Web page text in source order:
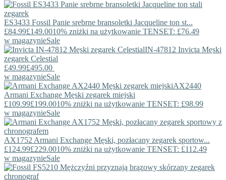
ES3433 Fossil Panie srebrne bransoletki Jacqueline ton st...
£84.99£149.0010% zniżki na użytkowanie TENSET: £76.49
w magazynieSale
IN-47812 Invicta Męski
zegarek Celestial
£49.99£495.00
w magazynieSale
AX2440
Armani Exchange Męski zegarek miejski
£109.99£199.0010% zniżki na użytkowanie TENSET: £98.99
w magazynieSale
AX1752 Armani Exchange Męski, pozłacany zegarek sportow...
£124.99£229.0010% zniżki na użytkowanie TENSET: £112.49
w magazynieSale